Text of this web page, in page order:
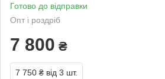
Готово до відправки
Опт і роздріб
7 800 ₴
7 750 ₴ від 3 шт.